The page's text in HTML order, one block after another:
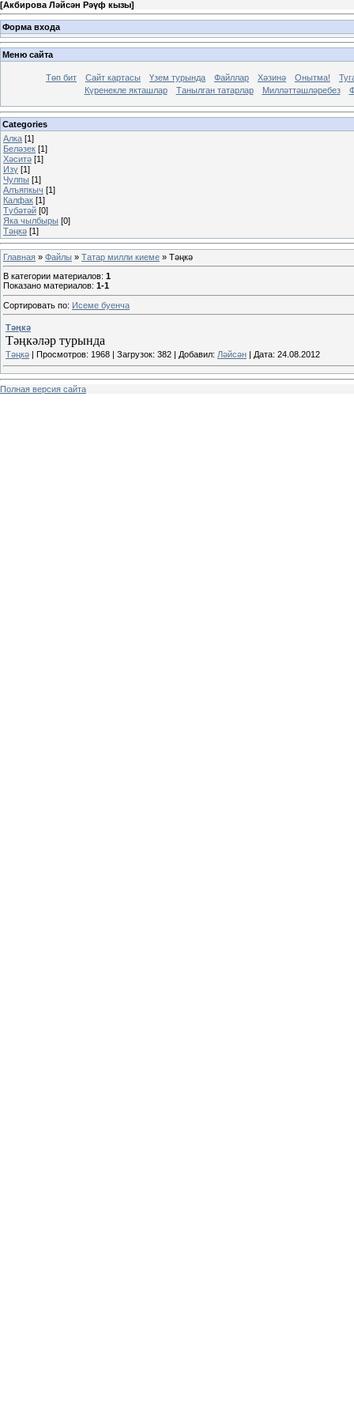
[Акбирова Ләйсән Рәүф кызы]
Форма входа
Меню сайта
Төп бит Сайт картасы Үзем турында Файллар Хәзинә Онытма!
Күренекле якташлар
Танылган татарлар Милләттәшләребез
Categories
Алка [1]
Беләзек [1]
Хәситә [1]
Изү [1]
Чулпы [1]
Алъяпкыч [1]
Калфак [1]
Түбәтәй [0]
Яка чылбыры [0]
Тәңкә [1]
Главная » Файлы » Татар милли киеме » Тәңкә
В категории материалов: 1
Показано материалов: 1-1
Сортировать по: Исеме буенча
Тәңкә
Тәңкәләр турында
Тәңкә | Просмотров: 1968 | Загрузок: 382 | Добавил: Ләйсән | Дата: 24.08.2012
Полная версия сайта